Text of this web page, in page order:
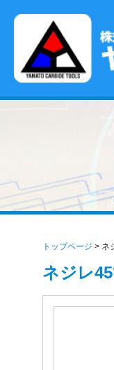
株式会社
トップページ > ネ
ネジレ